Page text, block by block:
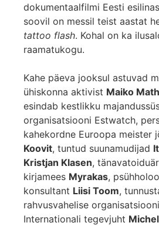
dokumentaalfilmi Eesti
soovil on messil teist aastat
tattoo flash. Kohal on ka
raamatukogu.
Kahe päeva jooksul astuvad
ühiskonna aktivist Maiko
esindab kestlikku
organisatsiooni Estwatch,
kahekordne Euroopa meister
Koovit, tuntud suunamudijad
Kristjan Klasen,
kirjamees Myrakas,
konsultant Liisi Toom,
rahvusvahelise
Internationali tegevjuht